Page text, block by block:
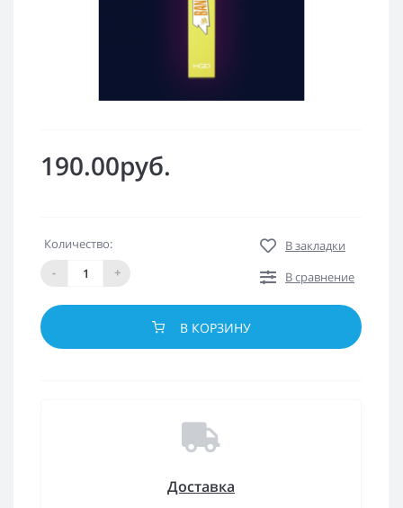
190.00руб.
Количество:
-
+
В закладки
В сравнение
В КОРЗИНУ
Доставка